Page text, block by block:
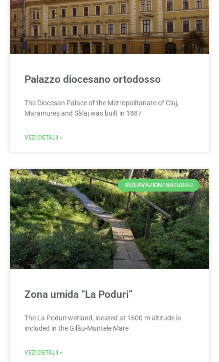
Palazzo diocesano ortodosso
The Diocesan Palace of the Metropolitanate of Cluj,
Maramureș and Sălaj was built in 1887
VEZI DETALII »
RIZERVAZIONI NATURALI
Zona umida “La Poduri”
The La Poduri wetland, located at 1600 m altitude is
included in the Gilău-Muntele Mare
VEZI DETALII »